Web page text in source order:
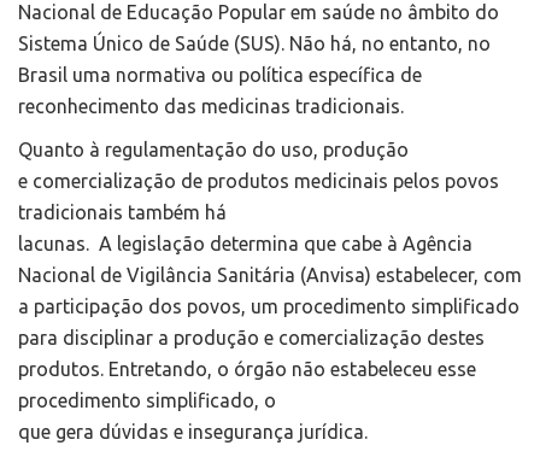
Nacional de Educação Popular em saúde no âmbito do
Sistema Único de Saúde (SUS). Não há, no entanto, no
Brasil uma normativa ou política específica de
reconhecimento das medicinas tradicionais.
Quanto à regulamentação do uso, produção
e comercialização de produtos medicinais pelos povos
tradicionais também há
lacunas. A legislação determina que cabe à Agência
Nacional de Vigilância Sanitária (Anvisa) estabelecer, com
a participação dos povos, um procedimento simplificado
para disciplinar a produção e comercialização destes
produtos. Entretando, o órgão não estabeleceu esse
procedimento simplificado, o
que gera dúvidas e insegurança jurídica.